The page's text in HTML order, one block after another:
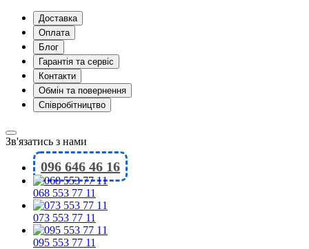
Доставка
Оплата
Блог
Гарантія та сервіс
Контакти
Обмін та повернення
Співробітництво
Зв'язатись з нами
096 646 46 16
068 553 77 11
073 553 77 11
095 553 77 11